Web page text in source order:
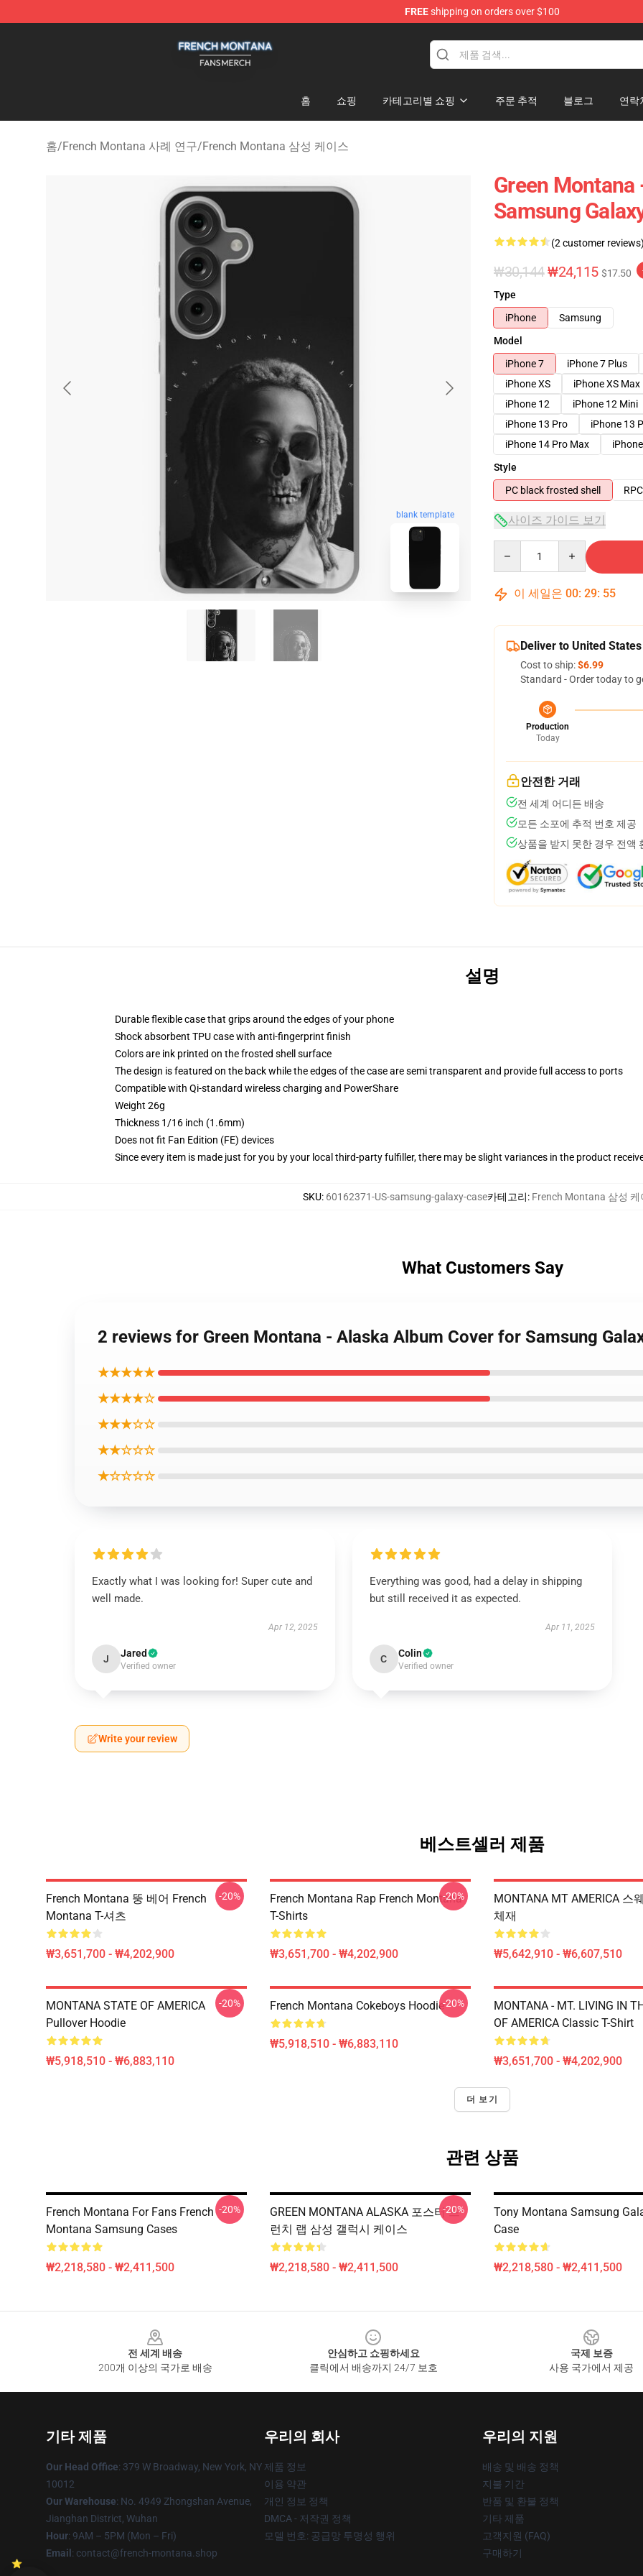
FREEshipping on orders over $100
홈 쇼핑 카테고리별 쇼핑 주문 추적 블로그 연락
홈/French Montana 사례 연구/French Montana 삼성 케이스
blank template
Green Montana
Samsung
(2 customer reviews)
₩30,144₩24,115 $17.50
Type
iPhone
Samsung
Model
iPhone 7
iPhone 7 Plus
iPhone XS
iPhone XS Max
iPhone 12
iPhone 12 Mini
iPhone 13 Pro
iPhone 13
iPhone 14 Pro Max
Style
PC black frosted shell
사이즈 가이드 보기
이 세일은 00: 29: 54
Deliver to United States
Cost to ship:$6.99
Standard - Order today to
Production
Today
안전한 거래
전 세계 어디든 배송
모든 소포에 추적 번호 제공
상품을 받지 못한 경우 전액
설명
Durable flexible case that grips around the edges of your phone
Shock absorbent TPU case with anti-fingerprint finish
Colors are ink printed on the frosted shell surface
The design is featured on the back while the edges of the case are semi transparent and provide full access to ports
Compatible with Qi-standard wireless charging and PowerShare
Weight 26g
Thickness 1/16 inch (1.6mm)
Does not fit Fan Edition (FE) devices
Since every item is made just for you by your local third-party fulfiller, there may be slight variances in the product
SKU: 60162371-US-samsung-galaxy-case카테고리: French Montana 삼성 케
What Customers Say
2 reviews for Green Montana - Alaska Album Cover for Samsung
★★★★★
★★★★☆
★★★☆☆
★★☆☆☆
★☆☆☆☆
Exactly what I was looking for! Super cute and
well made.
Apr 12, 2025
J Jared
Verified owner
Everything was good, had a delay in shipping
but still received it as expected.
Apr 11, 2025
C Colin
Verified owner
Write your review
베스트셀러 제품
French Montana 뚱 베어 French
Montana T-셔츠
₩3,651,700 - ₩4,202,900
-20%
French Montana Rap French Montana
T-Shirts
₩3,651,700 - ₩4,202,900
-20%
MONTANA MT AMERICA 스
체재
₩5,642,910 - ₩6,607,510
MONTANA STATE OF AMERICA
Pullover Hoodie
₩5,918,510 - ₩6,883,110
-20% French Montana Cokeboys Hoodie
₩5,918,510 - ₩6,883,110
-20%
MONTANA - MT. LIVING IN
OF AMERICA Classic T-Shirt
₩3,651,700 - ₩4,202,900
더 보기
관련 상품
French Montana For Fans French
Montana Samsung Cases
₩2,218,580 - ₩2,411,500
-20%
GREEN MONTANA ALASKA 포스터 프
런치 랩 삼성 갤럭시 케이스
₩2,218,580 - ₩2,411,500
-20%
Tony Montana Samsung
Case
₩2,218,580 - ₩2,411,500
전 세계 배송
200개 이상의 국가로 배송
안심하고 쇼핑하세요
클릭에서 배송까지 24/7 보호
국제 보증
사용 국가에서 제공
기타 제품
Our Head Office: 379 W Broadway, New York, NY
10012
Our Warehouse: No. 4949 Zhongshan Avenue,
Jianghan District, Wuhan
Hour: 9AM – 5PM (Mon – Fri)
Email : contact@french-montana.shop
우리의 회사
제품 정보
이용 약관
개인 정보 정책
DMCA - 저작권 정책
모델 번호: 공급망 투명성 행위
우리의 지원
배송 및 배송 정책
지불 기간
반품 및 환불 정책
기타 제품
고객지원 (FAQ)
구매하기